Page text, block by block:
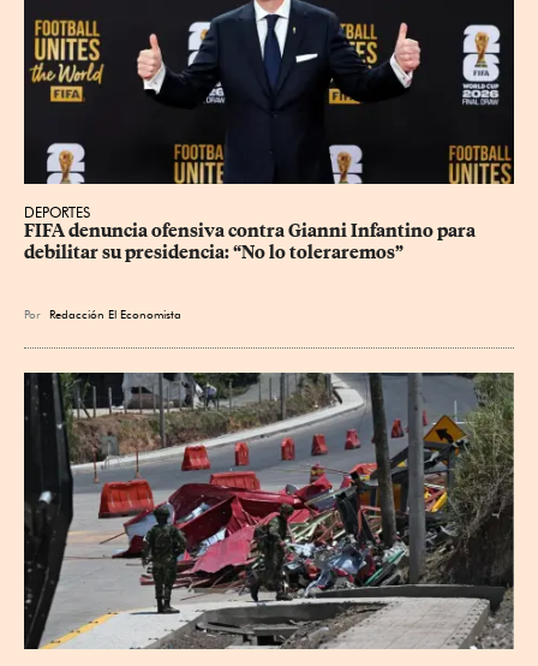
DEPORTES
FIFA denuncia ofensiva contra Gianni Infantino para
debilitar su presidencia: “No lo toleraremos”
Por Redacción El Economista